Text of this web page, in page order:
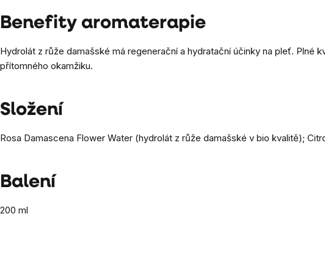
Benefity aromaterapie
Hydrolát z růže damašské má regenerační a hydratační účinky na pleť.
přítomného okamžiku.
Složení
Rosa Damascena Flower Water (hydrolát z růže damašské v bio kvalitě);
Balení
200 ml